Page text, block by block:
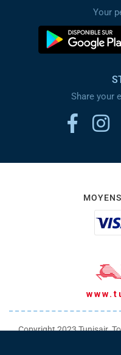
Your
Share your
Copyright 2023 Tunisair.